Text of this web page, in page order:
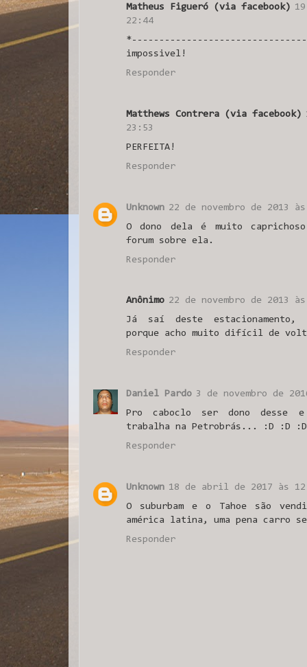
Matheus Figueró (via facebook)
22:44
impossivel!
Responder
Matthews Contrera (via facebook)
23:53
PERFEITA!
Responder
Unknown 22 de novembro de 2013
O dono dela é muito caprichoso
forum sobre ela.
Responder
Anônimo 22 de novembro de 2013
Já saí deste estacionamento,
porque acho muito difícil de
Responder
Daniel Pardo 3 de novembro de
Pro caboclo ser dono desse
trabalha na Petrobrás... :D :D
Responder
Unknown 18 de abril de 2017 às
O suburbam e o Tahoe são
américa latina, uma pena carro
Responder